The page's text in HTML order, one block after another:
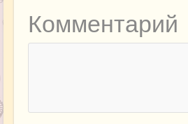
Комментарий